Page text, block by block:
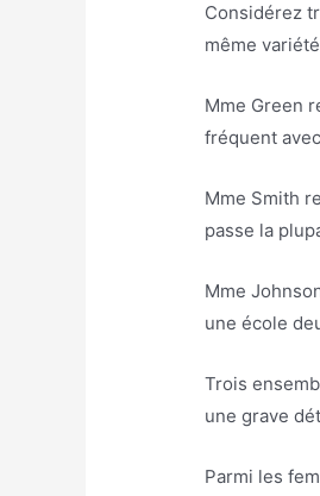
Considérez
même
Mme Green
fréquent
Mme Smith
passe la
Mme
une école
Trois
une grave
Parmi les